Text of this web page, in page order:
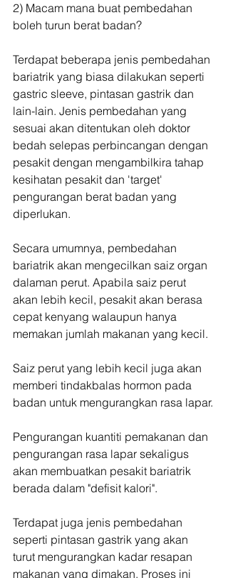
2) Macam mana buat pembedahan
boleh turun berat badan?
Terdapat beberapa jenis pembedahan
bariatrik yang biasa dilakukan seperti
gastric sleeve, pintasan gastrik dan
lain-lain. Jenis pembedahan yang
sesuai akan ditentukan oleh doktor
bedah selepas perbincangan dengan
pesakit dengan mengambilkira tahap
kesihatan pesakit dan 'target'
pengurangan berat badan yang
diperlukan.
Secara umumnya, pembedahan
bariatrik akan mengecilkan saiz organ
dalaman perut. Apabila saiz perut
akan lebih kecil, pesakit akan berasa
cepat kenyang walaupun hanya
memakan jumlah makanan yang kecil.
Saiz perut yang lebih kecil juga akan
memberi tindakbalas hormon pada
badan untuk mengurangkan rasa lapar.
Pengurangan kuantiti pemakanan dan
pengurangan rasa lapar sekaligus
akan membuatkan pesakit bariatrik
berada dalam "defisit kalori".
Terdapat juga jenis pembedahan
seperti pintasan gastrik yang akan
turut mengurangkan kadar resapan
makanan yang dimakan. Proses ini